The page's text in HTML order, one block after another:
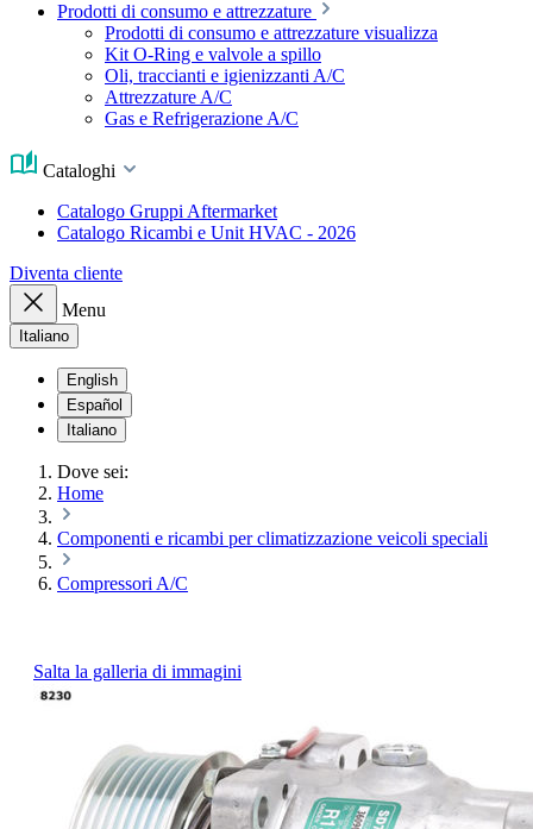
Prodotti di consumo e attrezzature
Prodotti di consumo e attrezzature visualizza
Kit O-Ring e valvole a spillo
Oli, traccianti e igienizzanti A/C
Attrezzature A/C
Gas e Refrigerazione A/C
Cataloghi
Catalogo Gruppi Aftermarket
Catalogo Ricambi e Unit HVAC - 2026
Diventa cliente
Menu
Italiano
English
Español
Italiano
Dove sei:
Home
Componenti e ricambi per climatizzazione veicoli speciali
Compressori A/C
Salta la galleria di immagini